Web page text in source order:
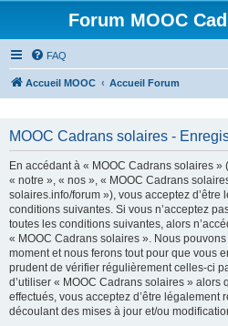
Forum MOOC
FAQ
Accueil MOOC Accueil Forum
MOOC Cadrans solaires -
En accédant à « MOOC Cadrans solaires
« notre », « nos », « MOOC Cadrans
solaires.info/forum »), vous acceptez
conditions suivantes. Si vous n’acceptez
toutes les conditions suivantes, alors
« MOOC Cadrans solaires ». Nous
moment et nous ferons tout pour que vous
prudent de vérifier régulièrement celles-ci
d’utiliser « MOOC Cadrans solaires » alors
effectués, vous acceptez d’être légalement
découlant des mises à jour et/ou